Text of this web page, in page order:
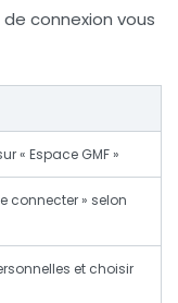
connexion vous
« Espace GMF »
connecter » selon
et choisir